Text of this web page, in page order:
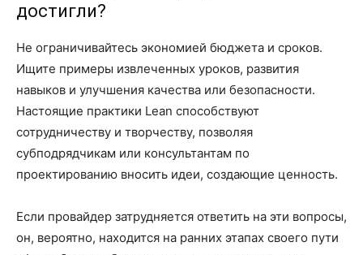
достигли?
Не ограничивайтесь экономией бюджета и сроков.
Ищите примеры извлеченных уроков, развития
навыков и улучшения качества или безопасности.
Настоящие практики Lean способствуют
сотрудничеству и творчеству, позволяя
субподрядчикам или консультантам по
проектированию вносить идеи, создающие ценность.
Если провайдер затрудняется ответить на эти вопросы,
он, вероятно, находится на ранних этапах своего пути